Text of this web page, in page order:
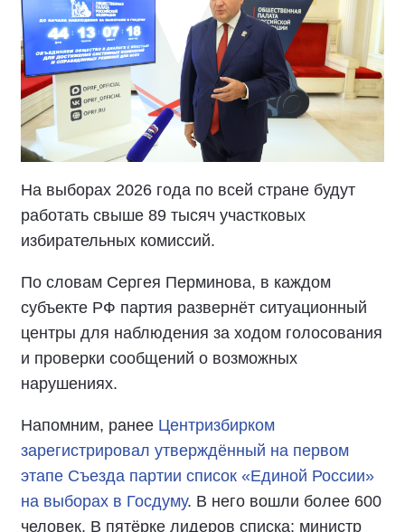
На выборах 2026 года по всей стране будут
работать свыше 89 тысяч участковых
избирательных комиссий.
По словам Сергея Перминова, в каждом
субъекте РФ партия развернёт ситуационный
центры для наблюдения за ходом голосования
и проверки сообщений о возможных
нарушениях.
Напомним, ранее Центризбирком
зарегистрировал утверждённый на первом
этапе Съезда партии список «Единой России»
на выборах в Госдуму. В него вошли более 600
человек. В пятёрке лидеров списка: министр